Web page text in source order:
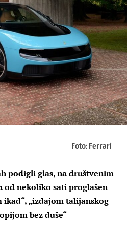
Foto: Ferrari
podigli glas, na društvenim
od nekoliko sati proglašen
„izdajom talijanskog
bez duše“